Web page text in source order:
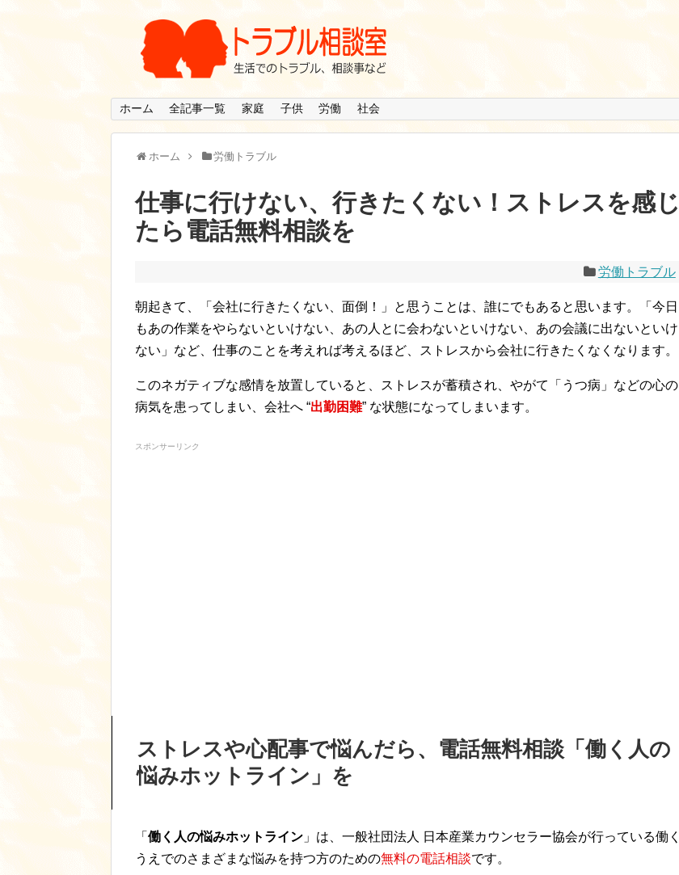
ホーム 全記事一覧 家庭 子供 労働 社会
ホーム 労働トラブル
仕事に行けない、行きたくない！ストレスを感じ
たら電話無料相談を
労働トラブル
朝起きて、「会社に行きたくない、面倒！」と思うことは、誰にでもあると思います。「今日
もあの作業をやらないといけない、あの人とに会わないといけない、あの会議に出ないといけ
ない」など、仕事のことを考えれば考えるほど、ストレスから会社に行きたくなくなります。
このネガティブな感情を放置していると、ストレスが蓄積され、やがて「うつ病」などの心の
病気を患ってしまい、会社へ “出勤困難” な状態になってしまいます。
スポンサーリンク
ストレスや心配事で悩んだら、電話無料相談「働く人の
悩みホットライン」を
「 働く人の悩みホットライン 」は、一般社団法人 日本産業カウンセラー協会が行っている働く
うえでのさまざまな悩みを持つ方のための無料の電話相談です。